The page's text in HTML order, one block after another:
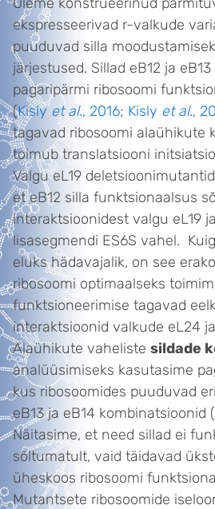
ekspresseerivad r-valkude
puuduvad silla
järjestused. Sillad eB12 ja
pagaripärmi ribosoomi
(Kislyet al., 2016; Kisly et al.,
tagavad ribosoomi alaühikute
toimub translatsiooni
Valgu eL19
et eB12 silla funktsionaalsus
interaktsioonidest valgu eL19
lisasegmendi ES6S vahel.
eluks hädavajalik, on see
ribosoomi optimaalseks
funktsioneerimise tagavad
interaktsioonid valkude eL24
Alaühikute vaheliste sildade
analüüsimiseks kasutasime
kus ribosoomides puuduvad
eB13 ja eB14 kombinatsioonid (
Näitasime, et need sillad ei
sõltumatult, vaid täidavad
üheskoos ribosoomi
Mutantsete ribosoomide